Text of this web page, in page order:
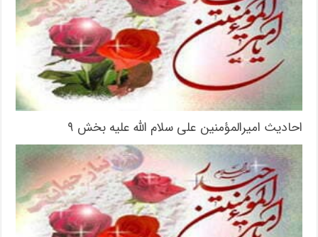
احادیث امیرالمؤمنین علی سلام الله علیه بخش ۹